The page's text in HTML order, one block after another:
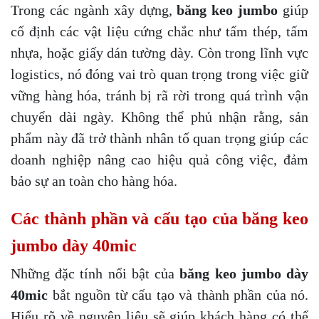
Trong các ngành xây dựng,băng keo jumbo giúp
cố định các vật liệu cứng chắc như tấm thép, tấm
nhựa, hoặc giấy dán tường dày. Còn trong lĩnh vực
logistics, nó đóng vai trò quan trọng trong việc giữ
vững hàng hóa, tránh bị rã rời trong quá trình vận
chuyển dài ngày. Không thể phủ nhận rằng, sản
phẩm này đã trở thành nhân tố quan trọng giúp các
doanh nghiệp nâng cao hiệu quả công việc, đảm
bảo sự an toàn cho hàng hóa.
Các thành phần và cấu tạo của băng keo
jumbo dày 40mic
Những đặc tính nổi bật củabăng keo jumbo dày
40mic bắt nguồn từ cấu tạo và thành phần của nó.
Hiểu rõ về nguyên liệu sẽ giúp khách hàng có thể